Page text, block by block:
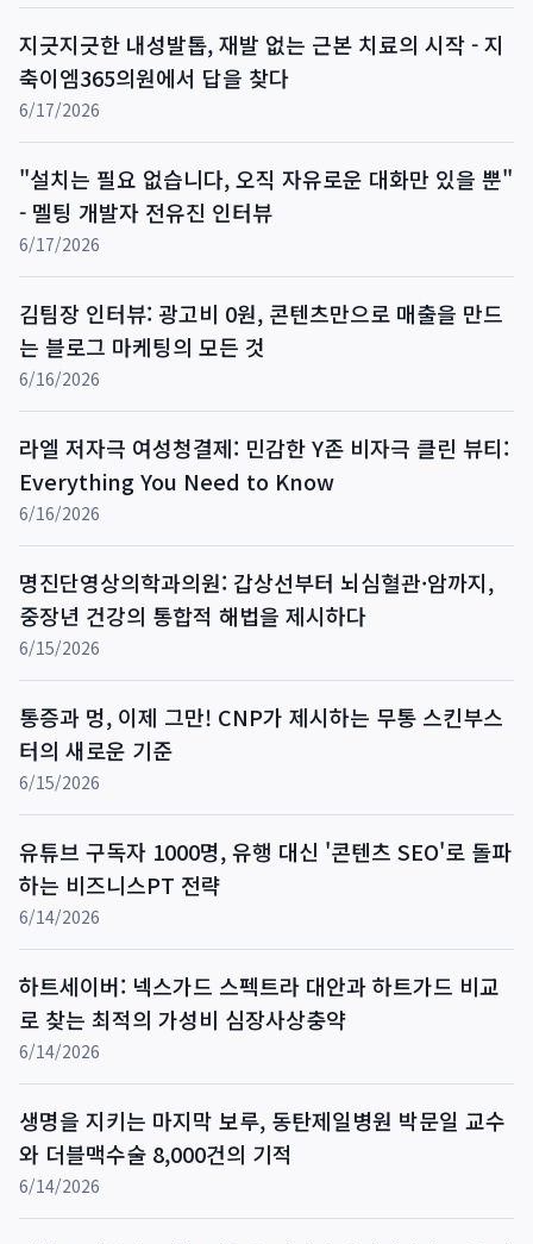
지긋지긋한 내성발톱, 재발 없는 근본 치료의 시작 - 지
축이엠365의원에서 답을 찾다
6/17/2026
"설치는 필요 없습니다, 오직 자유로운 대화만 있을 뿐"
- 멜팅 개발자 전유진 인터뷰
6/17/2026
김팀장 인터뷰: 광고비 0원, 콘텐츠만으로 매출을 만드
는 블로그 마케팅의 모든 것
6/16/2026
라엘 저자극 여성청결제: 민감한 Y존 비자극 클린 뷰티:
Everything You Need to Know
6/16/2026
명진단영상의학과의원: 갑상선부터 뇌심혈관·암까지,
중장년 건강의 통합적 해법을 제시하다
6/15/2026
통증과 멍, 이제 그만! CNP가 제시하는 무통 스킨부스
터의 새로운 기준
6/15/2026
유튜브 구독자 1000명, 유행 대신 '콘텐츠 SEO'로 돌파
하는 비즈니스PT 전략
6/14/2026
하트세이버: 넥스가드 스펙트라 대안과 하트가드 비교
로 찾는 최적의 가성비 심장사상충약
6/14/2026
생명을 지키는 마지막 보루, 동탄제일병원 박문일 교수
와 더블맥수술 8,000건의 기적
6/14/2026